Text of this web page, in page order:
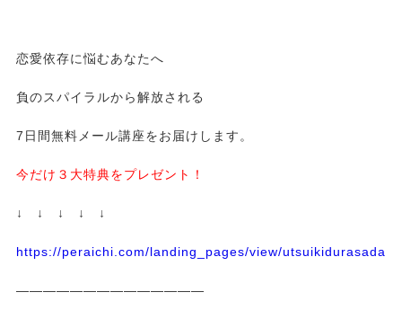
恋愛依存に悩むあなたへ
負のスパイラルから解放される
7日間無料メール講座をお届けします。
今だけ３大特典をプレゼント！
↓ ↓ ↓ ↓ ↓
https://peraichi.com/landing_pages/view/
——————————————